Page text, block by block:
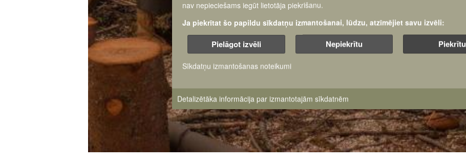
nav nepieciešams iegūt lietotāja piekrišanu.
Ja piekrītat šo papildu sīkdatņu izmantošanai, lūdzu, atzīmējiet savu izvēli:
Pielāgot izvēli Nepiekrītu Piekrītu
Sīkdatņu izmantošanas noteikumi
Detalizētāka informācija par izmantotajām sīkdatnēm